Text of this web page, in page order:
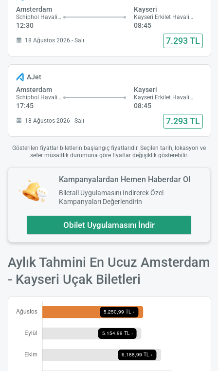
Amsterdam
Schiphol Havalimanı
12:30
Kayseri
Kayseri Erkilet Havalimanı
08:45
18 Ağustos 2026 - Salı 7.293 TL
AJet
Amsterdam
Schiphol Havalimanı
17:45
Kayseri
Kayseri Erkilet Havalimanı
08:45
18 Ağustos 2026 - Salı 7.293 TL
Gösterilen fiyatlar biletlerin başlangıç fiyatlarıdır. Seçilen tarih, lokasyon ve
sefer müsaitlik durumuna göre fiyatlar değişiklik gösterebilir.
Kampanyalardan Hemen Haberdar Ol
Biletall Uygulamasını Indirerek Özel
Kampanyaları Değerlendirin
Obilet Uygulamasını İndir
Aylık Tahmini En Ucuz Amsterdam
- Kayseri Uçak Biletleri